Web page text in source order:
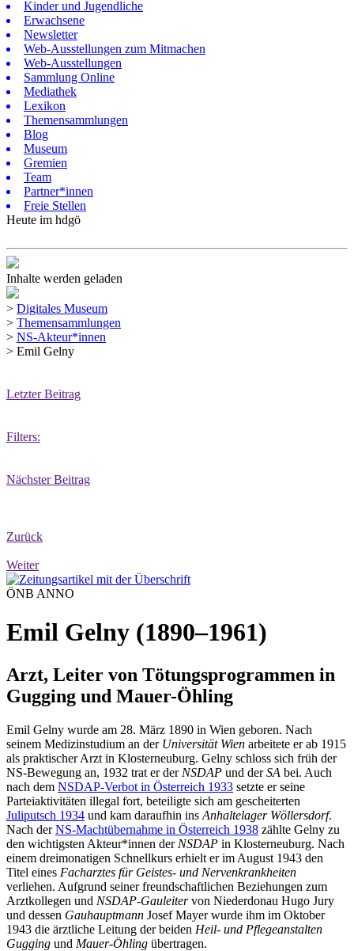
Kinder und Jugendliche
Erwachsene
Newsletter
Web-Ausstellungen zum Mitmachen
Web-Ausstellungen
Sammlung Online
Mediathek
Lexikon
Themensammlungen
Blog
Museum
Gremien
Team
Partner*innen
Freie Stellen
Heute im hdgö
Inhalte werden geladen
> Digitales Museum
> Themensammlungen
> NS-Akteur*innen
> Emil Gelny
Letzter Beitrag
Filters:
Nächster Beitrag
Zurück
Weiter
ÖNB ANNO
Emil Gelny (1890–1961)
Arzt, Leiter von Tötungsprogrammen in
Gugging und Mauer-Öhling
Emil Gelny wurde am 28. März 1890 in Wien geboren. Nach
seinem Medizinstudium an der Universität Wien arbeitete er ab 1915
als praktischer Arzt in Klosterneuburg. Gelny schloss sich früh der
NS-Bewegung an, 1932 trat er der NSDAP und derSA bei. Auch
nach dem NSDAP-Verbot in Österreich 1933 setzte er seine
Parteiaktivitäten illegal fort, beteiligte sich am gescheiterten
Juliputsch 1934 und kam daraufhin ins Anhaltelager Wöllersdorf.
Nach derNS-Machtübernahme in Österreich 1938 zählte Gelny zu
den wichtigsten Akteur*innen der NSDAP in Klosterneuburg. Nach
einem dreimonatigen Schnellkurs erhielt er im August 1943 den
Titel eines Facharztes für Geistes- und Nervenkrankheiten
verliehen. Aufgrund seiner freundschaftlichen Beziehungen zum
Arztkollegen und NSDAP-Gauleitervon Niederdonau Hugo Jury
und dessen Gauhauptmann Josef Mayer wurde ihm im Oktober
1943 die ärztliche Leitung der beiden Heil- und Pflegeanstalten
Gugging und Mauer-Öhling übertragen.